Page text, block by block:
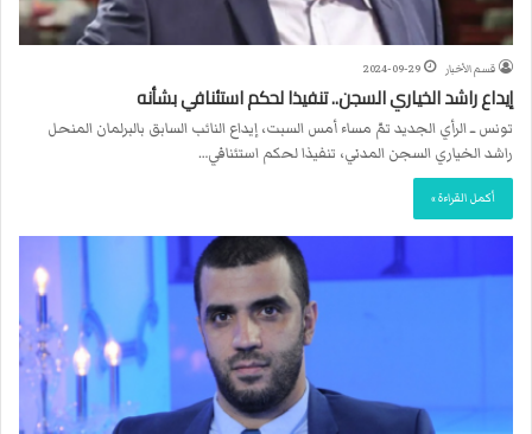
قسم الأخبار 2024-09-29
إيداع راشد الخياري السجن.. تنفيذا لحكم استئنافي بشأنه
تونس ــ الرأي الجديد تمّ مساء أمس السبت، إيداع النائب السابق بالبرلمان المنحل
راشد الخياري السجن المدني، تنفيذا لحكم استئنافي…
أكمل القراءة »